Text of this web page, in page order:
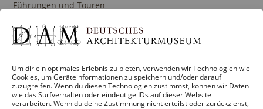
Um dir ein optimales Erlebnis zu bieten, verwenden wir Technologien wie
Cookies, um Geräteinformationen zu speichern und/oder darauf
zuzugreifen. Wenn du diesen Technologien zustimmst, können wir Daten
wie das Surfverhalten oder eindeutige IDs auf dieser Website
verarbeiten. Wenn du deine Zustimmung nicht erteilst oder zurückziehst,
Führungen und Touren
Publikationen
Ansprechpartner
SAMMLUNGEN